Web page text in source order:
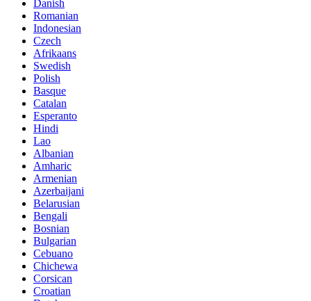
Danish
Romanian
Indonesian
Czech
Afrikaans
Swedish
Polish
Basque
Catalan
Esperanto
Hindi
Lao
Albanian
Amharic
Armenian
Azerbaijani
Belarusian
Bengali
Bosnian
Bulgarian
Cebuano
Chichewa
Corsican
Croatian